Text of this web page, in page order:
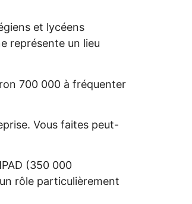
et lycéens
représente un lieu
700 000 à fréquenter
Vous faites peut-
(350 000
rôle particulièrement